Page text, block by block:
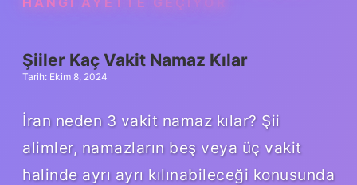
Şiiler Kaç Vakit Namaz Kılar
Tarih: Ekim 8, 2024
İran neden 3 vakit namaz kılar? Şii
alimler, namazların beş veya üç vakit
halinde ayrı ayrı kılınabileceği konusunda